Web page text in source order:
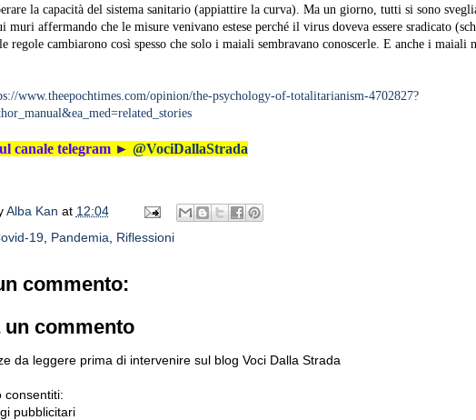
la capacità del sistema sanitario (appiattire la curva). Ma un giorno, tutti si sono
muri affermando che le misure venivano estese perché il virus doveva essere sradicato
regole cambiarono così spesso che solo i maiali sembravano conoscerle. E anche i maiali
www.theepochtimes.com/opinion/the-psychology-of-totalitarianism-4702827?
canale telegram ► @VociDallaStrada
Alba Kan at 12:04
19, Pandemia Riflessioni
commento:
un commento
da leggere prima di intervenire sul blog Voci Dalla Strada
consentiti:
pubblicitari